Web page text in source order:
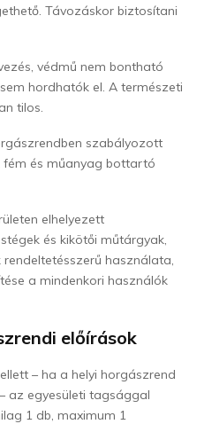
Távozáskor biztosítani
védmű nem bontható
hordhatók el. A természeti
tilos.
szabályozott
fém és műanyag bottartó
elhelyezett
és kikötői műtárgyak,
használata,
a mindenkori használók
előírások
– ha a helyi horgászrend
az egyesületi tagsággal
1 db, maximum 1